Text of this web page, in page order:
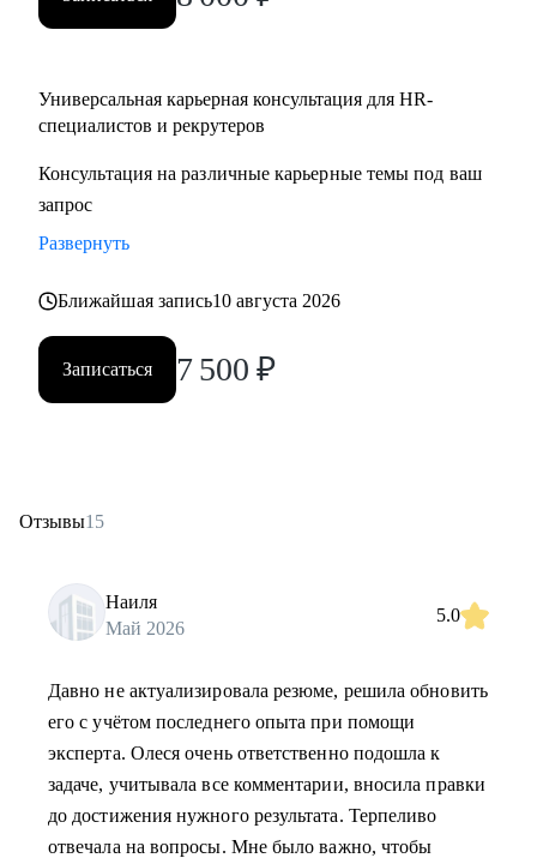
Partner;
Универсальная карьерная консультация для HR-
специалистов и рекрутеров
Консультация на различные карьерные темы под ваш
запрос
Развернуть
Ближайшая запись10 августа 2026
Записаться 7 500 ₽
Отзывы15
Наиля
Май 2026
5.0
Давно не актуализировала резюме, решила обновить
его с учётом последнего опыта при помощи
эксперта. Олеся очень ответственно подошла к
задаче, учитывала все комментарии, вносила правки
до достижения нужного результата. Терпеливо
отвечала на вопросы. Мне было важно, чтобы